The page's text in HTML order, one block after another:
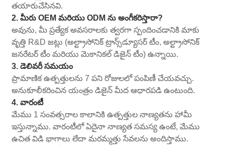
తయారుచేసినవి.
2. మీరు OEM మరియు ODM ను అంగీకరిస్తారా?
అవును, మీ ప్రత్యేక అవసరాలకు త్వరగా స్పందించడానికి మాకు
వృత్తి R&D జట్లు (అల్ట్రాసోనిక్ ట్రాన్స్‌డ్యూసర్ టీం, అల్ట్రాసోనిక్
జనరేటర్ టీం మరియు మెకానికల్ డిజైన్ టీం) ఉన్నాయి.
3. డెలివరీ సమయం
ప్రామాణిక ఉత్పత్తులను 7 పని రోజులలో పంపిణీ చేయవచ్చు.
అనుకూలీకరించిన యంత్రం డిజైన్ మీద ఆధారపడి ఉంటుంది.
4. వారంటీ
మేము 1 సంవత్సరాల కాలానికి ఉత్పత్తుల నాణ్యతను హామీ
ఇస్తున్నాము. వారంటీలో ఏదైనా నాణ్యత సమస్య ఉంటే, మేము
ఉచిత విడి భాగాలు లేదా మరమ్మత్తు సేవలను అందిస్తాము.